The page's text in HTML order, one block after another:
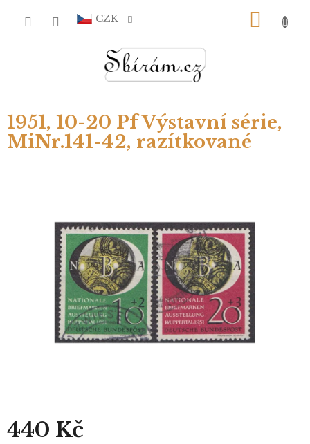
CZK
1951, 10-20 Pf Výstavní série,
MiNr.141-42, razítkované
440 Kč